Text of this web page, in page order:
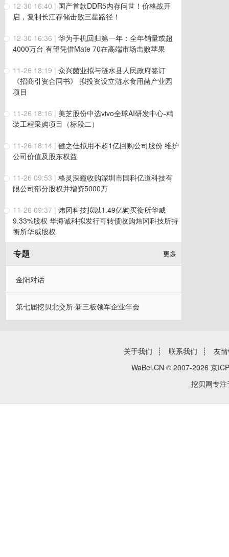
12-30 16:40 | 国产首款DDR5内存问世！价格战开
启，复制长江存储击败三星路径！
12-30 16:36 | 华为手机回归第一年：全年销量或超
4000万台 有望凭借Mate 70在高端市场击败苹果
11-26 18:19 | 众兴菌业拟与涟水县人民政府签订
《招商引资合同书》 拟投资设立涟水食用菌产业园
项目
11-26 18:16 | 美芝股份中选vivo全球AI研发中心-精
装工程采购项目（标段二）
11-26 18:14 | 健之佳拟用不超1亿回购公司股份 维护
公司价值及股东权益
11-26 09:53 | 格灵深瞳收购深圳市国科亿道科技有
限公司部分股权并增资5000万
11-26 09:37 | 炜冈科技拟以1.49亿购买衡所华威
9.33%股权 华海诚科拟发行可转债收购炜冈科技所持
衡所华威股权
专题 更多
金阳对话
第七届挖贝北交所·新三板领军企业年会
关于我们 ┊ 联系我们 ┊
友
WaBei.CN © 2007-2026 京
挖贝网专